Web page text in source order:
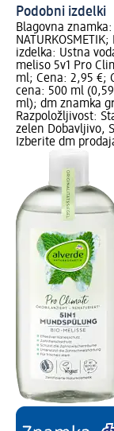
Podobni izdelki
Blagovna
NATURKOSMETIK;
izdelka: Ustna
meliso 5v1 Pro
ml; Cena: 2,95 €;
cena: 500 ml
ml); dm znamka
Razpoložljivost:
zelen Dobavljivo,
Izberite dm